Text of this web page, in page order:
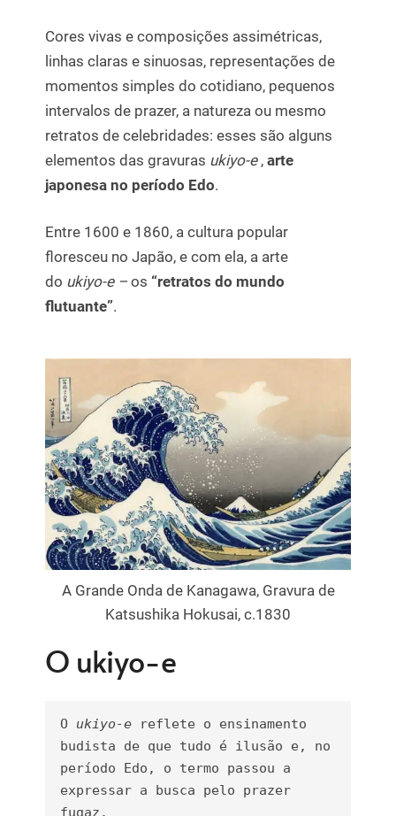
Cores vivas e composições assimétricas,
linhas claras e sinuosas, representações de
momentos simples do cotidiano, pequenos
intervalos de prazer, a natureza ou mesmo
retratos de celebridades: esses são alguns
elementos das gravuras ukiyo-e , arte
japonesa no período Edo.
Entre 1600 e 1860, a cultura popular
floresceu no Japão, e com ela, a arte
do ukiyo-e –os “retratos do mundo
flutuante”.
A Grande Onda de Kanagawa, Gravura de
Katsushika Hokusai, c.1830
O ukiyo-e
O ukiyo-e reflete o ensinamento
budista de que tudo é ilusão e, no
período Edo, o termo passou a
expressar a busca pelo prazer
fugaz.